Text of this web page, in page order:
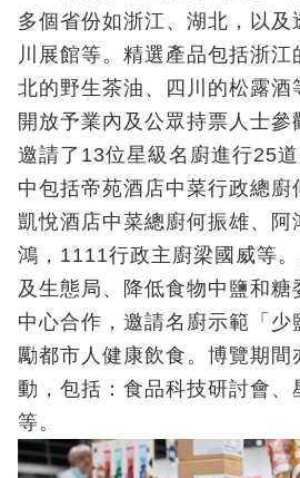
多個省份如浙江、湖北，以及
川展館等。精選產品包括浙江
北的野生茶油、四川的松露酒
開放予業內及公眾持票人士參
邀請了13位星級名廚進行25
中包括帝苑酒店中菜行政總廚
凱悅酒店中菜總廚何振雄、阿
鴻，1111行政主廚梁國威等
及生態局、降低食物中鹽和糖
中心合作，邀請名廚示範「少
勵都市人健康飲食。博覽期間
動，包括：食品科技研討會、
等。